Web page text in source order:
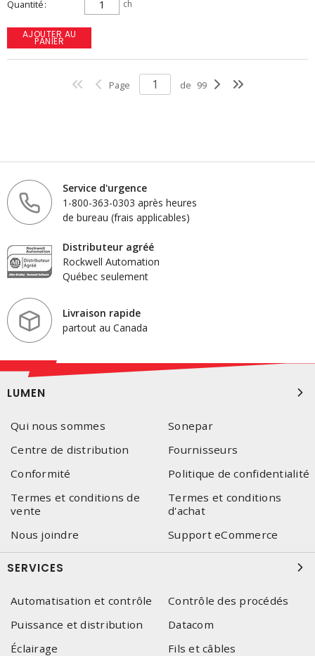
Quantité ch
AJOUTER AU
PANIER
Page de 99
Service d'urgence
1-800-363-0303 après heures
de bureau (frais applicables)
Distributeur agréé
Rockwell Automation
Québec seulement
Livraison rapide
partout au Canada
LUMEN
Qui nous sommes
Sonepar
Centre de distribution
Fournisseurs
Conformité
Politique de confidentialité
Termes et conditions de
vente
Termes et conditions
d'achat
Nous joindre
Support eCommerce
SERVICES
Automatisation et contrôle
Contrôle des procédés
Puissance et distribution
Datacom
Éclairage
Fils et câbles